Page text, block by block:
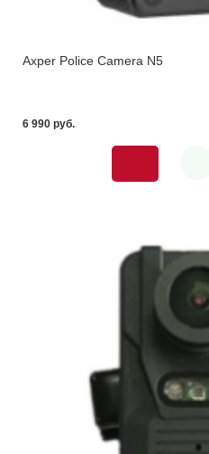
Axper Police Camera N5
6 990 pуб.